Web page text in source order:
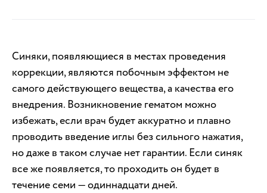
Синяки, появляющиеся в местах проведения
коррекции, являются побочным эффектом не
самого действующего вещества, а качества его
внедрения. Возникновение гематом можно
избежать, если врач будет аккуратно и плавно
проводить введение иглы без сильного нажатия,
но даже в таком случае нет гарантии. Если синяк
все же появляется, то проходить он будет в
течение семи — одиннадцати дней.